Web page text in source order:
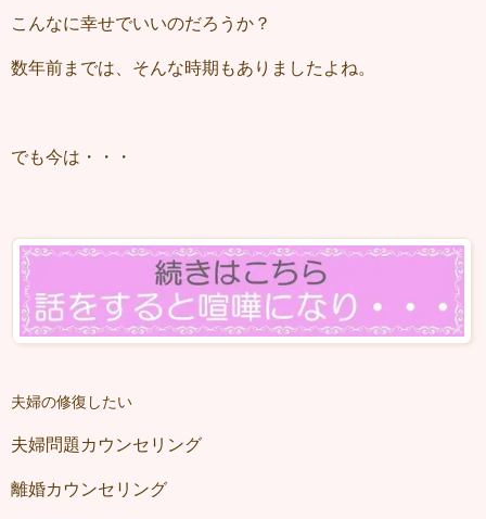
こんなに幸せでいいのだろうか？
数年前までは、そんな時期もありましたよね。
でも今は・・・
夫婦の修復したい
夫婦問題カウンセリング
離婚カウンセリング